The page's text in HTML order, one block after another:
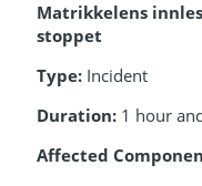
Matrikkelens
stoppet
Type: Incident
Duration: 1 hour
Affected